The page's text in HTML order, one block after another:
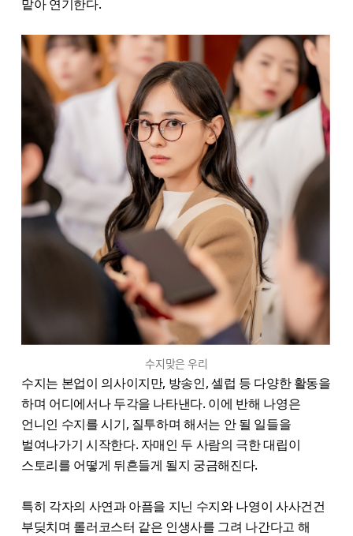
맡아 연기한다.
수지맞은 우리
수지는 본업이 의사이지만, 방송인, 셀럽 등 다양한 활동을
하며 어디에서나 두각을 나타낸다. 이에 반해 나영은
언니인 수지를 시기, 질투하며 해서는 안 될 일들을
벌여나가기 시작한다. 자매인 두 사람의 극한 대립이
스토리를 어떻게 뒤흔들게 될지 궁금해진다.
특히 각자의 사연과 아픔을 지닌 수지와 나영이 사사건건
부딪치며 롤러코스터 같은 인생사를 그려 나간다고 해